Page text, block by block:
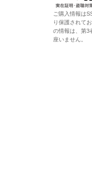
ご購入情報は
り保護されて
の情報は、第3
座いません。